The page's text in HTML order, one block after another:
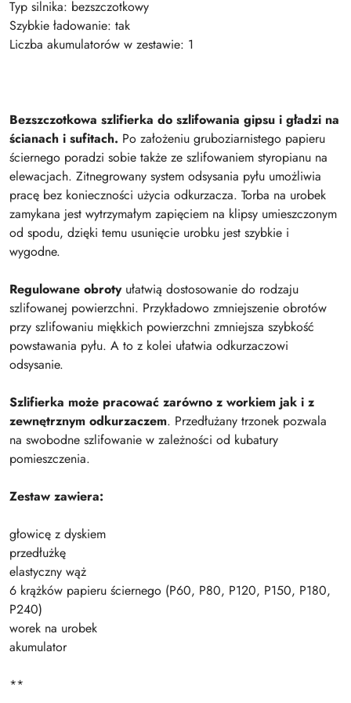
Typ silnika: bezszczotkowy
Szybkie ładowanie: tak
Liczba akumulatorów w zestawie: 1
Bezszczotkowa szlifierka do szlifowania gipsu i gładzi na
ścianach i sufitach. Po założeniu gruboziarnistego papieru
ściernego poradzi sobie także ze szlifowaniem styropianu na
elewacjach. Zitnegrowany system odsysania pyłu umożliwia
pracę bez konieczności użycia odkurzacza. Torba na urobek
zamykana jest wytrzymałym zapięciem na klipsy umieszczonym
od spodu, dzięki temu usunięcie urobku jest szybkie i
wygodne.
Regulowane obroty ułatwią dostosowanie do rodzaju
szlifowanej powierzchni. Przykładowo zmniejszenie obrotów
przy szlifowaniu miękkich powierzchni zmniejsza szybkość
powstawania pyłu. A to z kolei ułatwia odkurzaczowi
odsysanie.
Szlifierka może pracować zarówno z workiem jak i z
zewnętrznym odkurzaczem. Przedłużany trzonek pozwala
na swobodne szlifowanie w zależności od kubatury
pomieszczenia.
Zestaw zawiera:
głowicę z dyskiem
przedłużkę
elastyczny wąż
6 krążków papieru ściernego (P60, P80, P120, P150, P180,
P240)
worek na urobek
akumulator
**